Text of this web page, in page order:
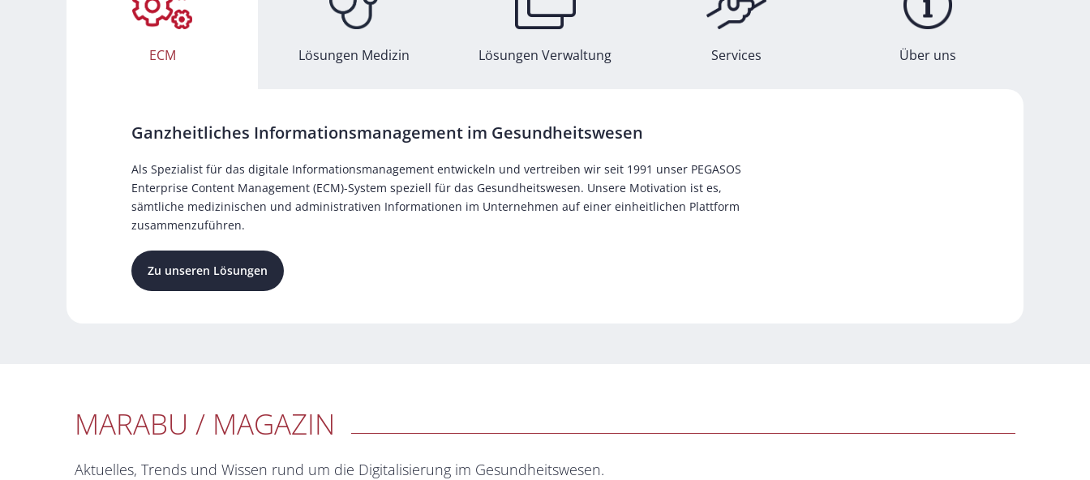
ECM Lösungen Medizin Lösungen Verwaltung Services Über uns
Ganzheitliches Informationsmanagement im Gesundheitswesen
Als Spezialist für das digitale Informationsmanagement entwickeln und vertreiben wir seit 1991 unser PEGASOS
Enterprise Content Management (ECM)-System speziell für das Gesundheitswesen. Unsere Motivation ist es,
sämtliche medizinischen und administrativen Informationen im Unternehmen auf einer einheitlichen Plattform
zusammenzuführen.
Zu unseren Lösungen
MARABU / MAGAZIN
Aktuelles, Trends und Wissen rund um die Digitalisierung im Gesundheitswesen.